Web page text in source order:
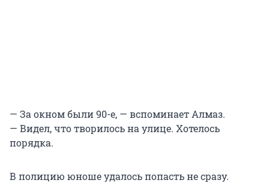
— За окном были 90-е, — вспоминает Алмаз.
— Видел, что творилось на улице. Хотелось
порядка.
В полицию юноше удалось попасть не сразу.